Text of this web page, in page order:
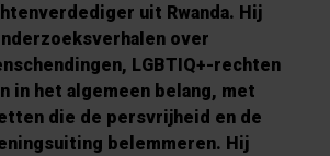
uit Rwanda. Hij
over
LGBTIQ+-rechten
in het algemeen belang, met
die de persvrijheid en de
belemmeren. Hij